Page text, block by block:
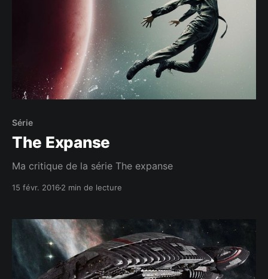
Série
The Expanse
Ma critique de la série The expanse
15 févr. 20162 min de lecture